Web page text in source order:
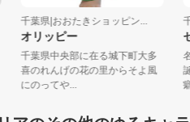
、
シ
千葉県|おおたきショッピン...
オリッピー
千葉県中央部に在る城下町大多
喜のれんげの花の里からそよ風
にのってや...